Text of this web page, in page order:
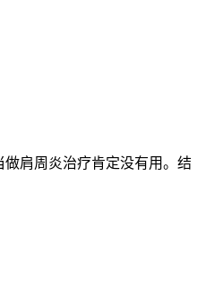
肩周炎治疗肯定没有用。结